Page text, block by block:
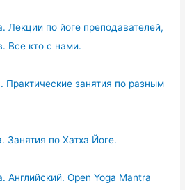
Лекции по йоге преподавателей,
Все кто с нами.
Практические занятия по разным
Занятия по Хатха Йоге.
Английский. Open Yoga Mantra